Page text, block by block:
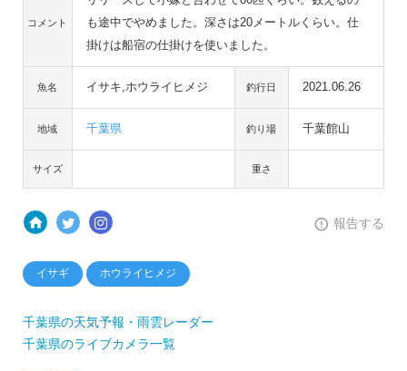
コメント
も途中でやめました。深さは20メートルくらい。仕
掛けは船宿の仕掛けを使いました。
魚名 イサキ,ホウライヒメジ 釣行日 2021.06.26
地域 千葉県 釣り場 千葉館山
サイズ 重さ
報告する
イサギ ホウライヒメジ
千葉県の天気予報・雨雲レーダー
千葉県のライブカメラ一覧